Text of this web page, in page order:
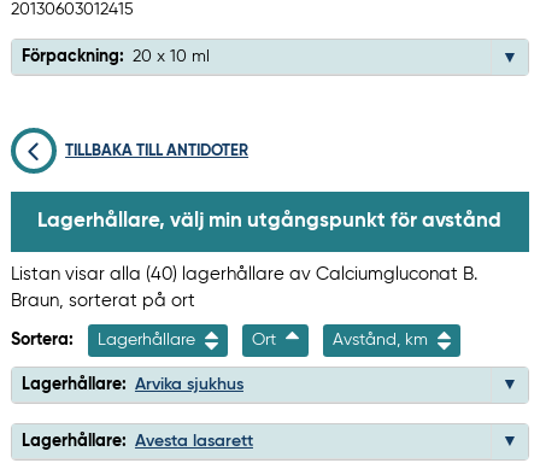
20130603012415
Förpackning: 20 x 10 ml
TILLBAKA TILL ANTIDOTER
Lagerhållare, välj min utgångspunkt för avstånd
Listan visar alla (40) lagerhållare av Calciumgluconat B.
Braun, sorterat på ort
Sortera: Lagerhållare Ort Avstånd, km
Lagerhållare: Arvika sjukhus
Lagerhållare: Avesta lasarett